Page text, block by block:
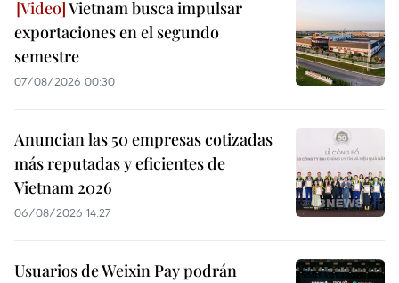
Vietnam busca impulsar
exportaciones en el segundo
semestre
07/08/2026 00:30
Anuncian las 50 empresas cotizadas
más reputadas y eficientes de
Vietnam 2026
06/08/2026 14:27
Usuarios de Weixin Pay podrán